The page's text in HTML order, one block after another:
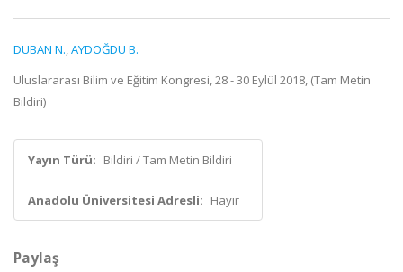
DUBAN N.,AYDOĞDU B.
Uluslararası Bilim ve Eğitim Kongresi, 28 - 30 Eylül 2018, (Tam Metin
Bildiri)
Yayın Türü: Bildiri / Tam Metin Bildiri
Anadolu Üniversitesi Adresli: Hayır
Paylaş